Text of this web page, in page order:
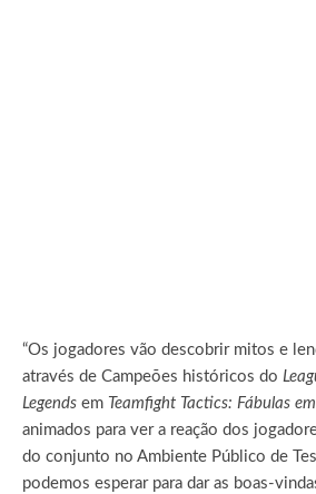
“Os jogadores vão descobrir mitos e
através de Campeões históricos do
Legends em Teamfight Tactics: Fábulas
animados para ver a reação dos
do conjunto no Ambiente Público de
podemos esperar para dar as boas-